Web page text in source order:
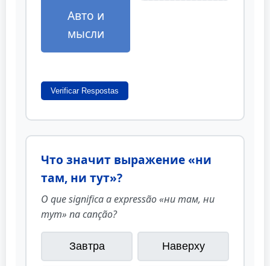
Авто и
мысли
Verificar Respostas
Что значит выражение «ни
там, ни тут»?
O que significa a expressão «ни там, ни
тут» na canção?
Завтра Наверху